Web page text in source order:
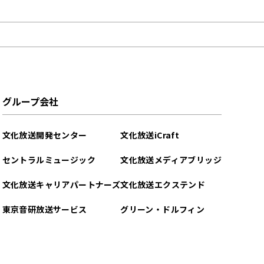
グループ会社
文化放送開発センター
セントラルミュージック
文化放送キャリアパートナーズ
東京音研放送サービス
文化放送iCraft
文化放送メディアブリッジ
文化放送エクステンド
グリーン・ドルフィン